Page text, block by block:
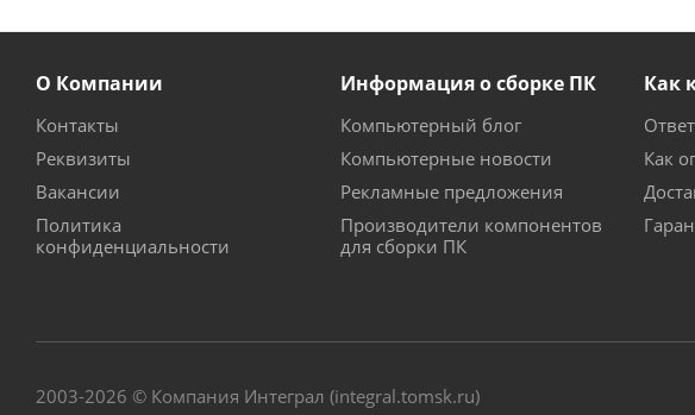
О Компании
Контакты
Реквизиты
Вакансии
Политика
конфиденциальности
Информация о сборке ПК
Компьютерный блог
Компьютерные новости
Рекламные предложения
Производители компонентов
для сборки ПК
Как
Как
2003-2026 © Компания Интеграл (integral.tomsk.ru)